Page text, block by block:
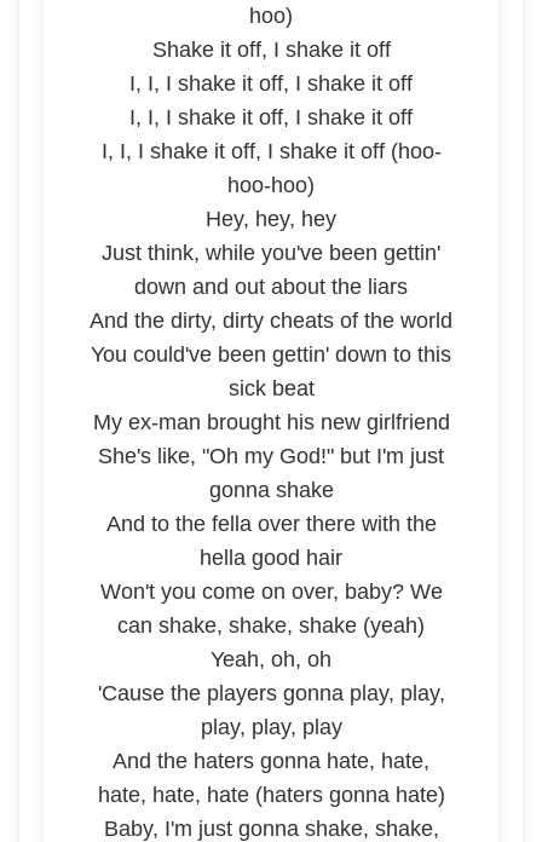
hoo)
Shake it off, I shake it off
I, I, I shake it off, I shake it off
I, I, I shake it off, I shake it off
I, I, I shake it off, I shake it off (hoo-
hoo-hoo)
Hey, hey, hey
Just think, while you've been gettin'
down and out about the liars
And the dirty, dirty cheats of the world
You could've been gettin' down to this
sick beat
My ex-man brought his new girlfriend
She's like, "Oh my God!" but I'm just
gonna shake
And to the fella over there with the
hella good hair
Won't you come on over, baby? We
can shake, shake, shake (yeah)
Yeah, oh, oh
'Cause the players gonna play, play,
play, play, play
And the haters gonna hate, hate,
hate, hate, hate (haters gonna hate)
Baby, I'm just gonna shake, shake,